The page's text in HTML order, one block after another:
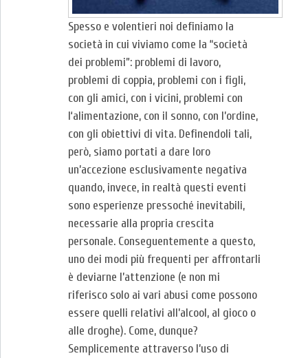
Spesso e volentieri noi definiamo la
società in cui viviamo come la “società
dei problemi”: problemi di lavoro,
problemi di coppia, problemi con i figli,
con gli amici, con i vicini, problemi con
l‘alimentazione, con il sonno, con l’ordine,
con gli obiettivi di vita. Definendoli tali,
però, siamo portati a dare loro
un’accezione esclusivamente negativa
quando, invece, in realtà questi eventi
sono esperienze pressoché inevitabili,
necessarie alla propria crescita
personale. Conseguentemente a questo,
uno dei modi più frequenti per affrontarli
è deviarne l’attenzione (e non mi
riferisco solo ai vari abusi come possono
essere quelli relativi all’alcool, al gioco o
alle droghe). Come, dunque?
Semplicemente attraverso l’uso di